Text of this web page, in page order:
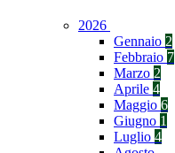
2026
Gennaio 2
Febbraio 7
Marzo 2
Aprile 4
Maggio 6
Giugno 1
Luglio 4